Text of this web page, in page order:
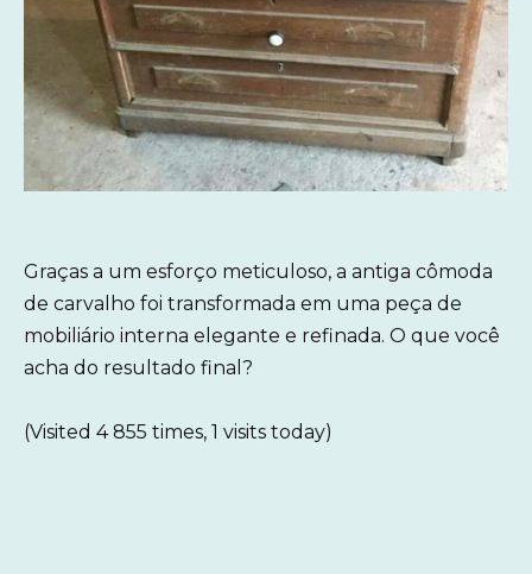
Graças a um esforço meticuloso, a antiga cômoda
de carvalho foi transformada em uma peça de
mobiliário interna elegante e refinada. O que você
acha do resultado final?
(Visited 4 855 times, 1 visits today)